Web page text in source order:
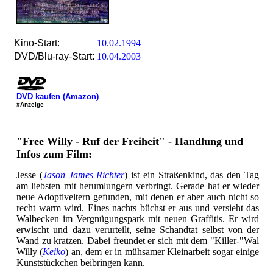
Kino-Start:
10.02.1994
DVD/Blu-ray-Start: 10.04.2003
DVD kaufen (Amazon)
#Anzeige
"Free Willy - Ruf der Freiheit" - Handlung und
Infos zum Film:
Jesse (Jason James Richter) ist ein Straßenkind, das den Tag
am liebsten mit herumlungern verbringt. Gerade hat er wieder
neue Adoptiveltern gefunden, mit denen er aber auch nicht so
recht warm wird. Eines nachts büchst er aus und versieht das
Walbecken im Vergnügungspark mit neuen Graffitis. Er wird
erwischt und dazu verurteilt, seine Schandtat selbst von der
Wand zu kratzen. Dabei freundet er sich mit dem "Killer-"Wal
Willy (Keiko) an, dem er in mühsamer Kleinarbeit sogar einige
Kunststückchen beibringen kann.